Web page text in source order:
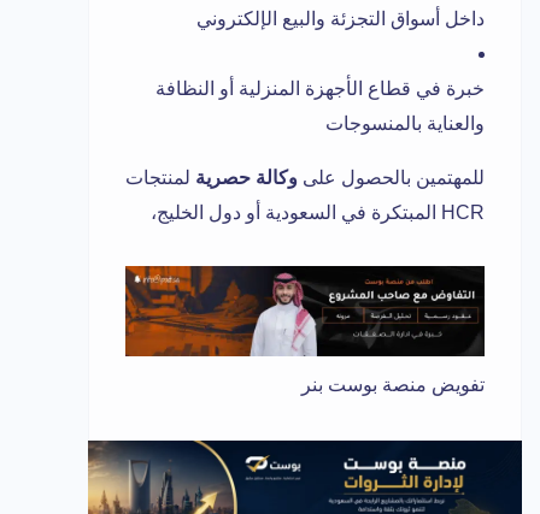
داخل أسواق التجزئة والبيع الإلكتروني
خبرة في قطاع الأجهزة المنزلية أو النظافة
والعناية بالمنسوجات
للمهتمين بالحصول على وكالة حصرية لمنتجات
HCR المبتكرة في السعودية أو دول الخليج،
تفويض منصة بوست بنر